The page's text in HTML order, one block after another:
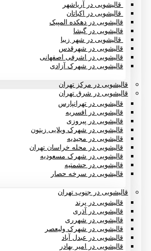
قالیشویی در آریاشهر
قالیشویی در اکباتان
قالیشویی در دهکده المپیک
قالیشویی در گیشا
قالیشویی در شهر زیبا
قالیشویی در شهرقدس
قالیشویی در اشرفی اصفهانی
قالیشویی در شهرک آزادی
قالیشویی در مرکز تهران
قالیشویی در شرق تهران
قالیشویی در تهرانپارس
قالیشویی در افسریه
قالیشویی در پیروزی
قالیشویی در شهرک ویلایی زیتون
قالیشویی در مجیدیه
قالیشویی در محله خراسان تهران
قالیشویی در شهرک مسعودیه
قالیشویی در حشمتیه
قالیشویی در سرخه حصار
قالیشویی در جنوب تهران
قالیشویی در پرند
قالیشویی در آذری
قالیشویی در شهرری
قالیشویی در شهرک ولیعصر
قالیشویی در عبدل آباد
قالیشویی در امیر بهادر